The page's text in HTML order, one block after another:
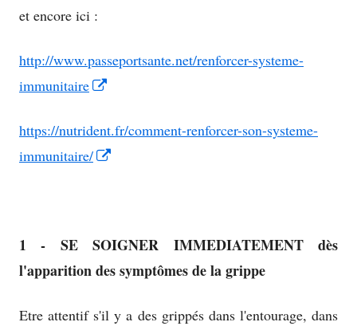
et encore ici :
http://www.passeportsante.net/renforcer-systeme-
immunitaire
a
new
https://nutrident.fr/comment-renforcer-son-systeme-
immunitaire/
window
1 - SE SOIGNER IMMEDIATEMENT dès
l'apparition des symptômes de la grippe
Etre attentif s'il y a des grippés dans l'entourage, dans